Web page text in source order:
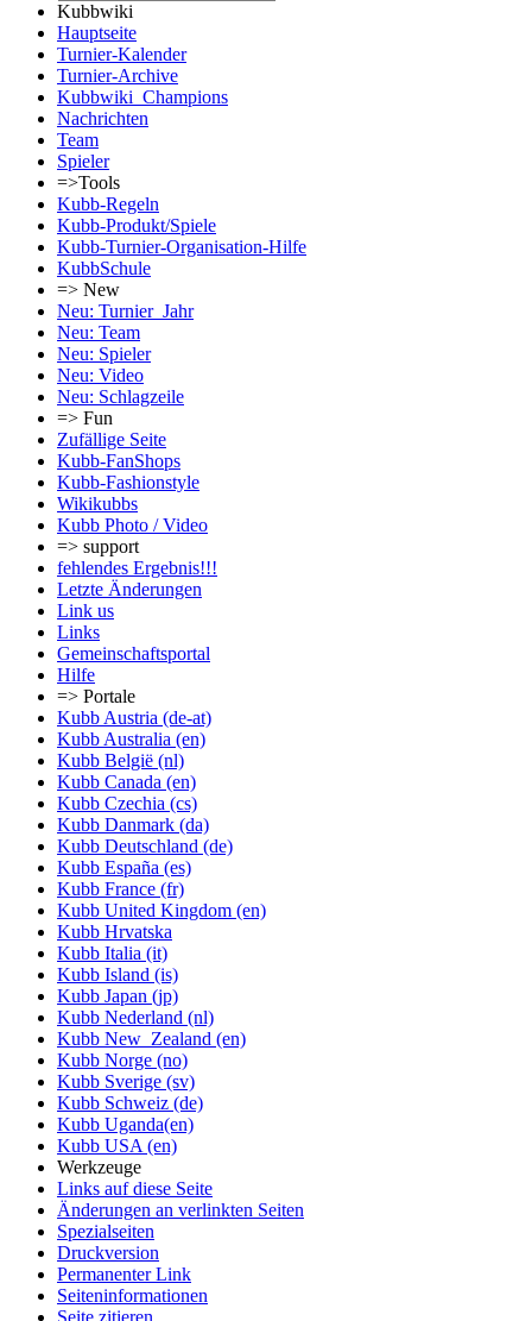
Kubbwiki
Hauptseite
Turnier-Kalender
Turnier-Archive
Kubbwiki_Champions
Nachrichten
Team
Spieler
=>Tools
Kubb-Regeln
Kubb-Produkt/Spiele
Kubb-Turnier-Organisation-Hilfe
KubbSchule
=> New
Neu: Turnier_Jahr
Neu: Team
Neu: Spieler
Neu: Video
Neu: Schlagzeile
=> Fun
Zufällige Seite
Kubb-FanShops
Kubb-Fashionstyle
Wikikubbs
Kubb Photo / Video
=> support
fehlendes Ergebnis!!!
Letzte Änderungen
Link us
Links
Gemeinschafts­portal
Hilfe
=> Portale
Kubb Austria (de-at)
Kubb Australia (en)
Kubb België (nl)
Kubb Canada (en)
Kubb Czechia (cs)
Kubb Danmark (da)
Kubb Deutschland (de)
Kubb España (es)
Kubb France (fr)
Kubb United Kingdom (en)
Kubb Hrvatska
Kubb Italia (it)
Kubb Island (is)
Kubb Japan (jp)
Kubb Nederland (nl)
Kubb New_Zealand (en)
Kubb Norge (no)
Kubb Sverige (sv)
Kubb Schweiz (de)
Kubb Uganda(en)
Kubb USA (en)
Werkzeuge
Links auf diese Seite
Änderungen an verlinkten Seiten
Spezialseiten
Druckversion
Permanenter Link
Seiten­informationen